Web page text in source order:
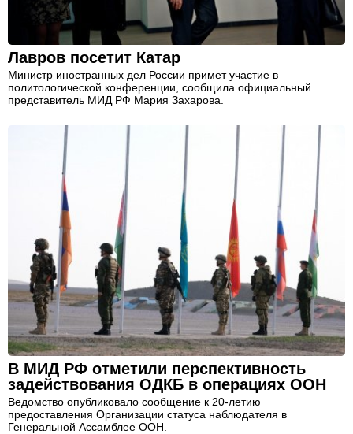
Лавров посетит Катар
Министр иностранных дел России примет участие в
политологической конференции, сообщила официальный
представитель МИД РФ Мария Захарова.
В МИД РФ отметили перспективность
задействования ОДКБ в операциях ООН
Ведомство опубликовало сообщение к 20-летию
предоставления Организации статуса наблюдателя в
Генеральной Ассамблее ООН.